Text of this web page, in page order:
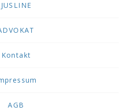
JUSLINE
Kontakt
AGB